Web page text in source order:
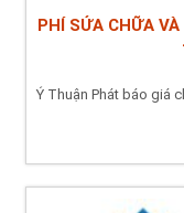
PHÍ SỬA CHỮA
Ý Thuận Phát báo giá